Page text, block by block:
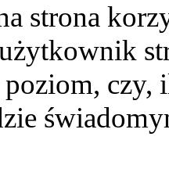
strona
poziom,